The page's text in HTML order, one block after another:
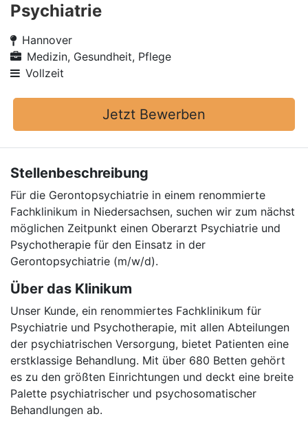
Psychiatrie
Hannover
Medizin, Gesundheit, Pflege
Vollzeit
Jetzt Bewerben
Stellenbeschreibung
Für die Gerontopsychiatrie in einem renommierte
Fachklinikum in Niedersachsen, suchen wir zum nächst
möglichen Zeitpunkt einen Oberarzt Psychiatrie und
Psychotherapie für den Einsatz in der
Gerontopsychiatrie (m/w/d).
Über das Klinikum
Unser Kunde, ein renommiertes Fachklinikum für
Psychiatrie und Psychotherapie, mit allen Abteilungen
der psychiatrischen Versorgung, bietet Patienten eine
erstklassige Behandlung. Mit über 680 Betten gehört
es zu den größten Einrichtungen und deckt eine breite
Palette psychiatrischer und psychosomatischer
Behandlungen ab.